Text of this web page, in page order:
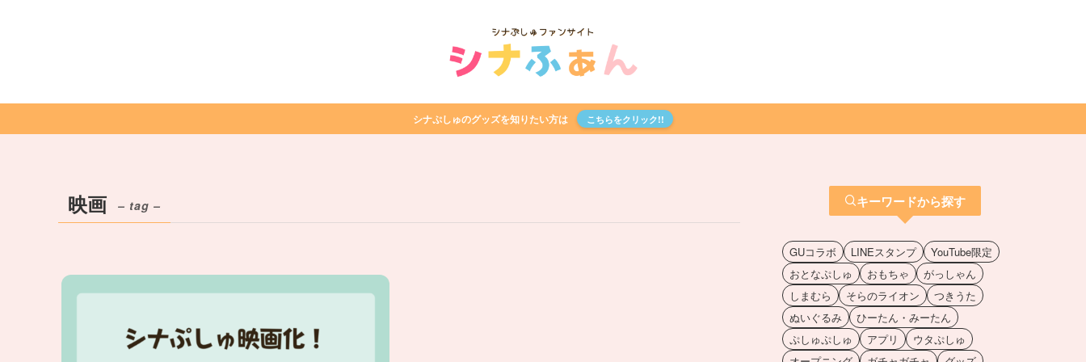
シナぷしゅのグッズを知りたい方は こちらをクリック!!
映画 – tag – キーワードから探す
GUコラボ LINEスタンプ
YouTube限定
おとなぷしゅ
おもちゃ
がっしゃん
しまむら
そらのライオン
つきうた
ぬいぐるみ
ひーたん・みーたん
ぷしゅぷしゅ
アプリ
ウタぷしゅ